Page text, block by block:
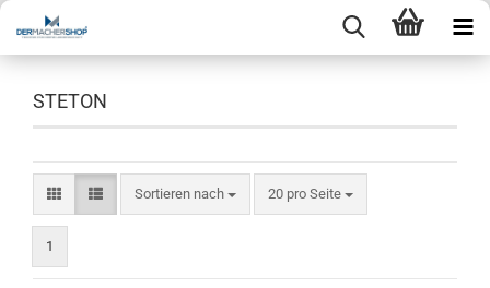
STETON
Sortieren nach
Sortieren nach 20 pro Seite
pro Seite
1